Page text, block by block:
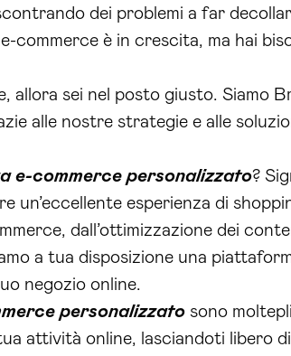
dei problemi a far
commerce è in crescita, ma hai
allora sei nel posto giusto. Siamo
alle nostre strategie e alle
e-commerce personalizzato?
un’eccellente esperienza di
dall’ottimizzazione dei
a tua disposizione una
negozio online.
personalizzato sono
attività online, lasciandoti libero